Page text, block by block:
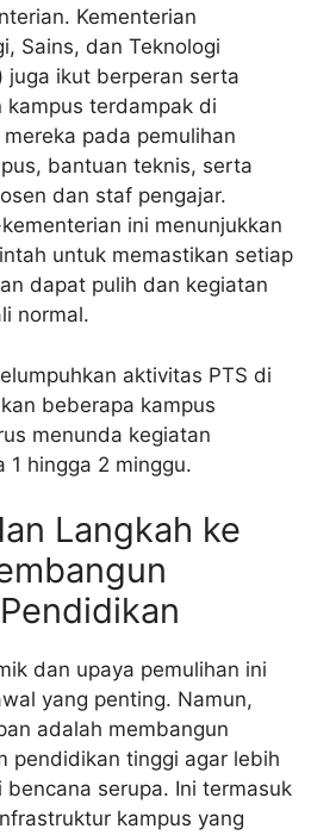
Kementerian
Sains, dan Teknologi
juga ikut berperan serta
kampus terdampak di
pada pemulihan
bantuan teknis, serta
dan staf pengajar.
ini menunjukkan
untuk memastikan setiap
dapat pulih dan kegiatan
normal.
aktivitas PTS di
beberapa kampus
menunda kegiatan
1 hingga 2 minggu.
Langkah ke
dan upaya pemulihan ini
yang penting. Namun,
adalah membangun
pendidikan tinggi agar lebih
bencana serupa. Ini termasuk
kampus yang